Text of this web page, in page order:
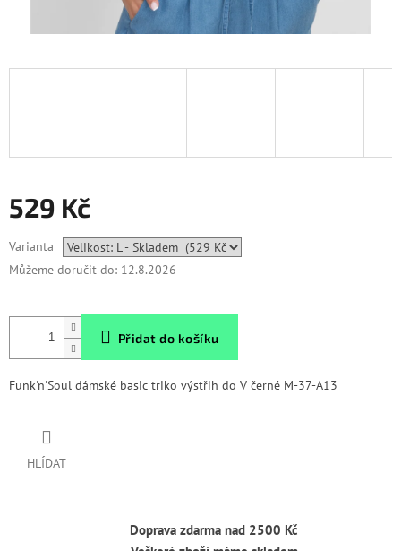
529 Kč
cena:
Varianta
Můžeme doručit do: 12.8.2026
Přidat do košíku
Funk'n'Soul dámské basic triko výstřih do V černé M-37-A13
HLÍDAT
Doprava zdarma nad 2500 Kč